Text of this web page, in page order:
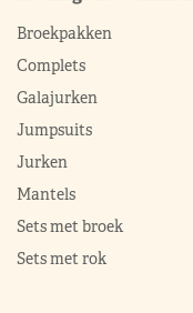
Broekpakken
Complets
Galajurken
Jumpsuits
Jurken
Mantels
Sets met broek
Sets met rok